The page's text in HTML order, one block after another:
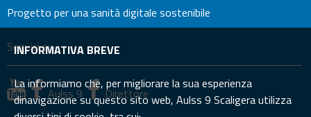
Progetto per una sanità digitale sostenibile
Seguici su
Aulss 9 Direttore
INFORMATIVA BREVE
La informiamo che, per migliorare la sua esperienza
dinavigazione su questo sito web, Aulss 9 Scaligera utilizza